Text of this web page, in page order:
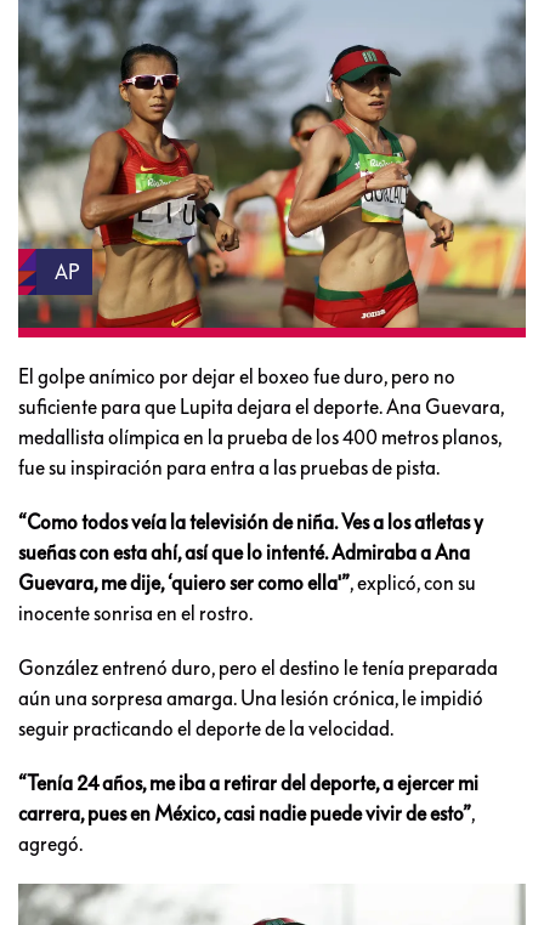
AP
El golpe anímico por dejar el boxeo fue duro, pero no
suficiente para que Lupita dejara el deporte. Ana Guevara,
medallista olímpica en la prueba de los 400 metros planos,
fue su inspiración para entra a las pruebas de pista.
“Como todos veía la televisión de niña. Ves a los atletas y
sueñas con esta ahí, así que lo intenté. Admiraba a Ana
Guevara, me dije, ‘quiero ser como ella'”, explicó, con su
inocente sonrisa en el rostro.
González entrenó duro, pero el destino le tenía preparada
aún una sorpresa amarga. Una lesión crónica, le impidió
seguir practicando el deporte de la velocidad.
“Tenía 24 años, me iba a retirar del deporte, a ejercer mi
carrera, pues en México, casi nadie puede vivir de esto”,
agregó.